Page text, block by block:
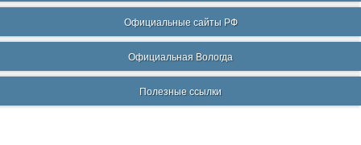
Официальные сайты РФ
Официальная Вологда
Полезные ссылки